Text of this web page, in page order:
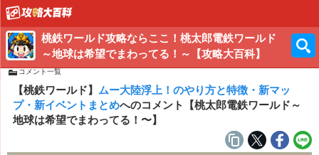
桃鉄ワールド攻略ならここ！桃太郎電鉄ワールド
～地球は希望でまわってる！～【攻略大百科】
コメント一覧
【桃鉄ワールド】 ムー大陸浮上！のやり方と特徴・新マッ
プ・新イベントまとめへのコメント【桃太郎電鉄ワールド～
地球は希望でまわってる！〜】